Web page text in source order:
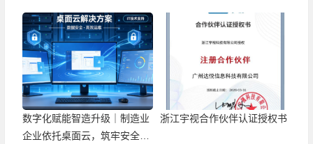
数字化赋能智造升级｜制造业
企业依托桌面云，筑牢安全高
浙江宇视合作伙伴认证授权书